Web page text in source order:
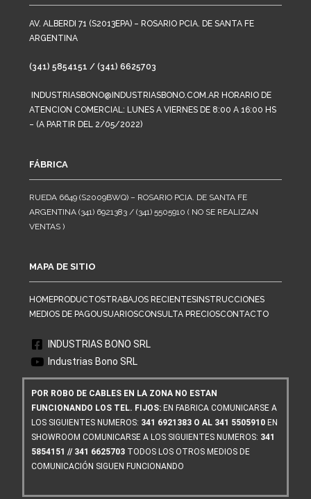
AV. ALBERDI 71 (S2013EPA) – ROSARIO PCIA. DE SANTA FE
ARGENTINA
(341) 5854151 / (341) 6625703
INDUSTRIASBONO@INDUSTRIASBONO.COM.AR HORARIO DE
ATENCION COMERCIAL: LUNES A VIERNES DE 8:00 A 16:00 HS
– (A PARTIR DEL 2/05/2022)
FÁBRICA
RUEDA 6649 (S2009BWQ) – ROSARIO PCIA. DE SANTA FE
ARGENTINA (341) 6921383 / (341) 5505910 ( NO SE REALIZAN
VENTAS )
MAPA DE SITIO
HOMEPRODUCTOSTRABAJOS RECIENTES INSTRUCCIONES
MEDIOS DE PAGOUSUARIOSCONSULTA PRECIOSCONTACTO
INDUSTRIAS BONO SRL
Industrias Bono SRL
POR ROBO DE CABLES EN LA ZONA NO ESTAN
FUNCIONANDO LOS TEL. FIJOS: EN FABRICA COMUNICARSE A
LOS SIGUIENTES NUMEROS: 341 6921383 O AL 341 5505910 EN
SHOWROOM COMUNICARSE A LOS SIGUIENTES NUMEROS: 341
5854151 // 341 6625703 TODOS LOS OTROS MEDIOS DE
COMUNICACIÓN SIGUEN FUNCIONANDO